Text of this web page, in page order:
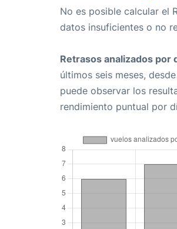
No es posible calcular el
datos insuficientes o no
Retrasos analizados por
últimos seis meses, desde
puede observar los
rendimiento puntual por